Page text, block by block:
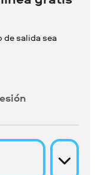
salida sea